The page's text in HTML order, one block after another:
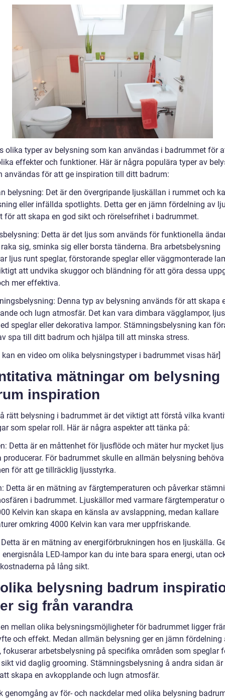
olika typer av belysning som kan användas i badrummet för
effekter och funktioner. Här är några populära typer av
användas för att ge inspiration till ditt badrum:
belysning: Det är den övergripande ljuskällan i rummet och
eller infällda spotlights. Detta ger en jämn fördelning av
för att skapa en god sikt och rörelsefrihet i badrummet.
Detta är det ljus som används för funktionella
sig, sminka sig eller borsta tänderna. Bra arbetsbelysning
ljus runt speglar, förstorande speglar eller väggmonterade
att undvika skuggor och bländning för att göra dessa
mer effektiva.
Denna typ av belysning används för att skapa
och lugn atmosfär. Det kan vara dimbara vägglampor,
speglar eller dekorativa lampor. Stämningsbelysning kan
spa till ditt badrum och hjälpa till att minska stress.
kan en video om olika belysningstyper i badrummet visas här]
mätningar om belysning
inspiration
rätt belysning i badrummet är det viktigt att förstå vilka
som spelar roll. Här är några aspekter att tänka på:
Detta är en måttenhet för ljusflöde och mäter hur mycket ljus
producerar. För badrummet skulle en allmän belysning
för att ge tillräcklig ljusstyrka.
Detta är en mätning av färgtemperaturen och påverkar
i badrummet. Ljuskällor med varmare färgtemperatur
Kelvin kan skapa en känsla av avslappning, medan kallare
omkring 4000 Kelvin kan vara mer uppfriskande.
är en mätning av energiförbrukningen hos en ljuskälla.
LED-lampor kan du inte bara spara energi, utan
på lång sikt.
belysning badrum
sig från varandra
mellan olika belysningsmöjligheter för badrummet ligger
och effekt. Medan allmän belysning ger en jämn fördelning
fokuserar arbetsbelysning på specifika områden som speglar
vid daglig grooming. Stämningsbelysning å andra sidan
skapa en avkopplande och lugn atmosfär.
genomgång av för- och nackdelar med olika belysning